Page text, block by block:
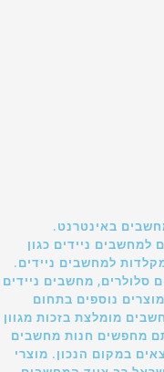
באינטרנט.
ניידים כגון
למחשבים ניידים.
סלולרים, מחשבים ניידים
נוספים בתחום
מומלצת בזכות מגוון
מחפשים חנות מחשבים
במקום הנכון. מוצרי